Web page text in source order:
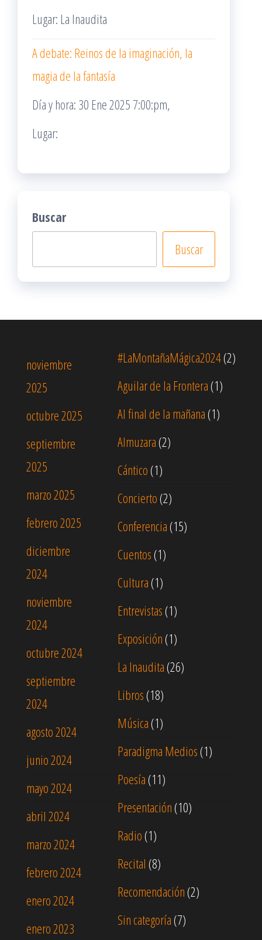
Lugar: La Inaudita
A debate: Reinos de la imaginación, la
magia de la fantasía
Día y hora: 30 Ene 2025 7:00:pm,
Lugar:
Buscar
Buscar
#LaMontañaMágica2024(2)
Aguilar de la Frontera (1)
Al final de la mañana (1)
Almuzara (2)
Cántico (1)
Concierto (2)
Conferencia (15)
Cuentos (1)
Cultura (1)
Entrevistas (1)
Exposición(1)
La Inaudita(26)
Libros (18)
Música(1)
Paradigma Medios(1)
Poesía(11)
Presentación(10)
Radio(1)
Recital (8)
Recomendación(2)
Sin categoría(7)
noviembre
2025
octubre 2025
septiembre
2025
marzo 2025
febrero 2025
diciembre
2024
noviembre
2024
octubre 2024
septiembre
2024
agosto 2024
junio 2024
mayo 2024
abril 2024
marzo 2024
febrero 2024
enero 2024
enero 2023